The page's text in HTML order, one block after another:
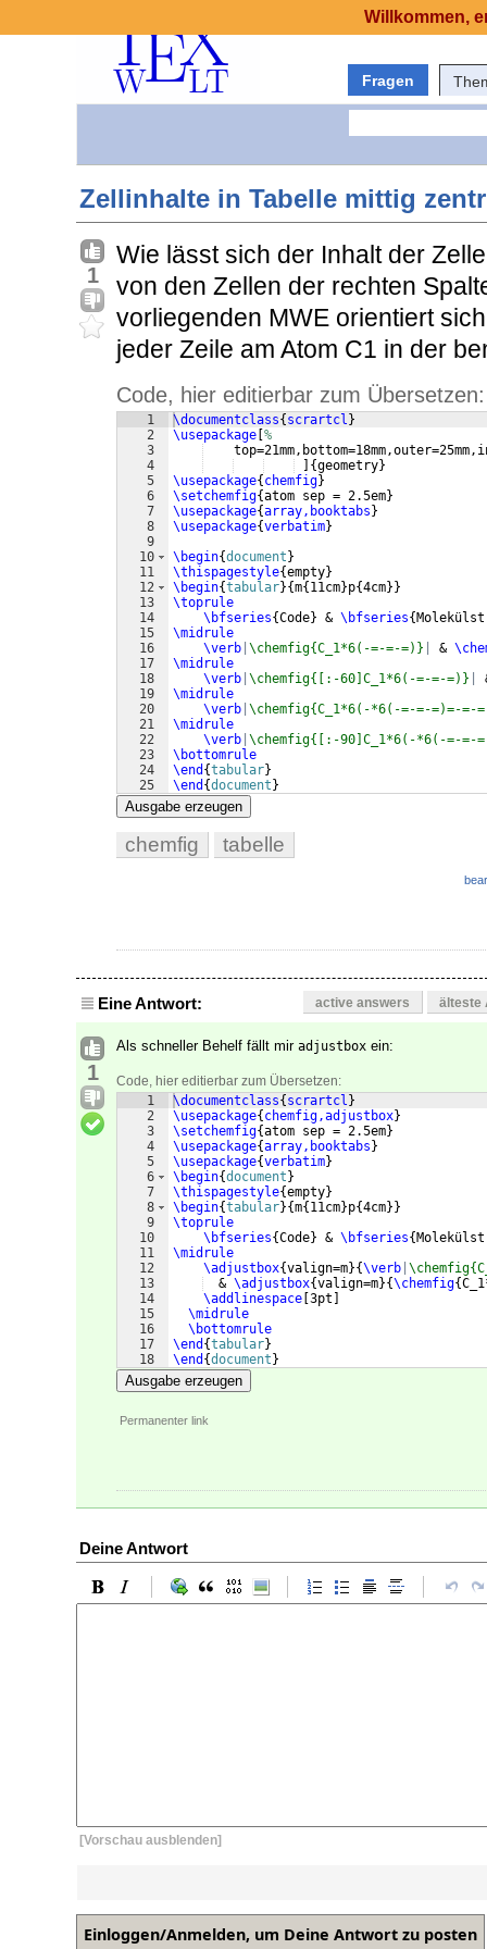
Fragen
Zellinhalte in Tabelle mittig
1
Wie lässt sich der Inhalt der
von den Zellen der rechten
vorliegenden MWE orientiert
jeder Zeile am Atom C1 in der
Code, hier editierbar zum Übersetzen:
1
2
3
4
5
6
7
8
9
10
11
12
13
14
15
16
17
18
19
20
21
22
23
24
25
\documentclass{ scrartcl }
\usepackage %
{geometry}
\usepackage{ chemfig}
\setchemfig{atom sep = 2.5em}
\usepackage{array,booktabs }
\usepackage{verbatim}
\begin{document }
\thispagestyle{empty}
\begin{tabular}{m{ 11cm}p{4cm}}
\toprule
\bfseries{Code} & \bfseries{
\midrule
\verb \chemfig{C_1*6(-=-=-=)} &
\midrule
\verb \chemfig{[:-60]C_1*6(-=-=-=)}
\midrule
\verb \chemfig{C_1*6(-*6(-=-=-=)=-=-
\midrule
\verb \chemfig{[:-90]C_1*6(-*6(-=-=-
\bottomrule
\end {tabular}
\end {document }
Ausgabe erzeugen
chemfig tabelle
Eine Antwort: active answers älteste
1
Als schneller Behelf fällt mir adjustbox ein:
Code, hier editierbar zum Übersetzen:
1
2
3
4
5
6
7
8
9
10
11
12
13
14
15
16
17
18
\documentclass{ scrartcl }
\usepackage{ chemfig,adjustbox}
\setchemfig{atom sep = 2.5em}
\usepackage{array,booktabs }
\usepackage{verbatim}
\begin{document }
\thispagestyle{empty}
\begin{tabular}{m{ 11cm}p{4cm}}
\toprule
\bfseries{Code} & \bfseries{
\midrule
\adjustbox{valign=m}{\verb
  &
\adjustbox{valign=m}{\chemfig{
\addlinespace 3pt
\midrule
\bottomrule
\end {tabular}
\end {document }
Ausgabe erzeugen
Permanenter link
Deine Antwort
[Vorschau ausblenden]
Willkommen,